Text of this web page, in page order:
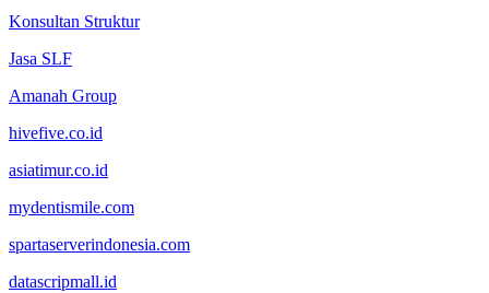
Konsultan Struktur
Jasa SLF
Amanah Group
hivefive.co.id
asiatimur.co.id
mydentismile.com
spartaserverindonesia.com
datascripmall.id